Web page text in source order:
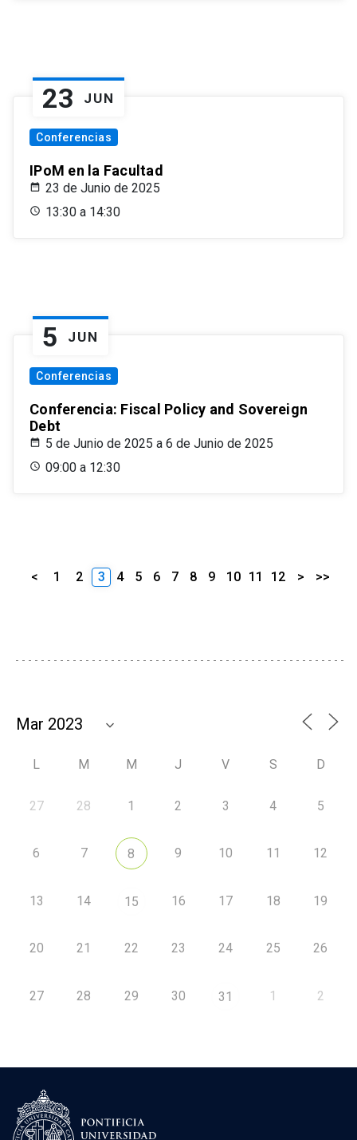
23 JUN
Conferencias
IPoM en la Facultad
23 de Junio de 2025
13:30 a 14:30
5 JUN
Conferencias
Conferencia: Fiscal Policy and Sovereign
Debt
5 de Junio de 2025 a 6 de Junio de 2025
09:00 a 12:30
< 1 2 3 4 5 6 7 8 9 10 11 12 > >>
L M M J V S D
27 28 1 2 3 4 5
6 7 8 9 10 11 12
13 14 15 16 17 18 19
20 21 22 23 24 25 26
27 28 29 30 31 1 2